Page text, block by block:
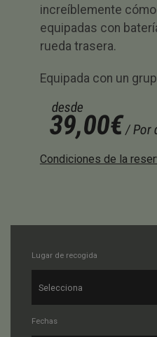
increíblemente
equipadas con
rueda trasera.
Equipada con un
desde
39,00€/ Por
Condiciones de la
Lugar de recogida
Fechas